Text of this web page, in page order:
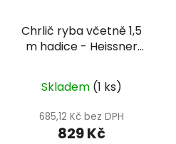
Chrlič ryba včetně 1,5
m hadice - Heissner
Skladem (1 ks)
685,12 Kč bez DPH
829 Kč